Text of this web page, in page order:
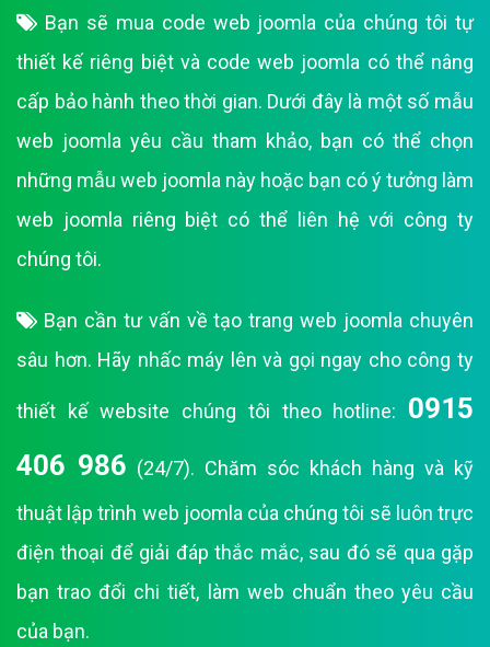
Bạn sẽ mua code web joomla của chúng tôi tự
thiết kế riêng biệt và code web joomla có thể nâng
cấp bảo hành theo thời gian. Dưới đây là một số mẫu
web joomla yêu cầu tham khảo, bạn có thể chọn
những mẫu web joomla này hoặc bạn có ý tưởng làm
web joomla riêng biệt có thể liên hệ với công ty
chúng tôi.
Bạn cần tư vấn về tạo trang web joomla chuyên
sâu hơn. Hãy nhấc máy lên và gọi ngay cho công ty
thiết kế website chúng tôi theo hotline: 0915
406 986 (24/7). Chăm sóc khách hàng và kỹ
thuật lập trình web joomla của chúng tôi sẽ luôn trực
điện thoại để giải đáp thắc mắc, sau đó sẽ qua gặp
bạn trao đổi chi tiết, làm web chuẩn theo yêu cầu
của bạn.